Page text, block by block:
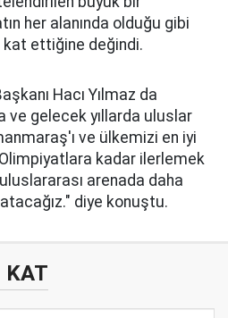
her alanında olduğu gibi
ettiğine değindi.
Hacı Yılmaz da
ve gelecek yıllarda uluslar
ve ülkemizi en iyi
kadar ilerlemek
arenada daha
diye konuştu.
KAT